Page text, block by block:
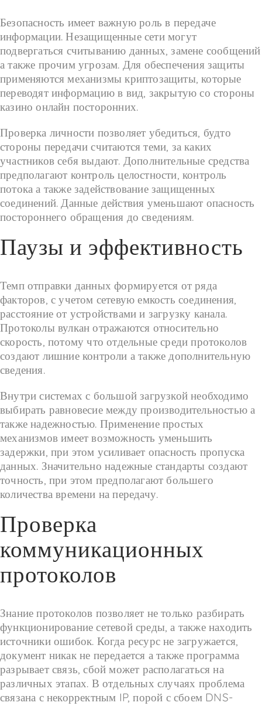
Безопасность имеет важную роль в передаче
информации. Незащищенные сети могут
подвергаться считыванию данных, замене сообщений
а также прочим угрозам. Для обеспечения защиты
применяются механизмы криптозащиты, которые
переводят информацию в вид, закрытую со стороны
казино онлайн посторонних.
Проверка личности позволяет убедиться, будто
стороны передачи считаются теми, за каких
участников себя выдают. Дополнительные средства
предполагают контроль целостности, контроль
потока а также задействование защищенных
соединений. Данные действия уменьшают опасность
постороннего обращения до сведениям.
Паузы и эффективность
Темп отправки данных формируется от ряда
факторов, с учетом сетевую емкость соединения,
расстояние от устройствами и загрузку канала.
Протоколы вулкан отражаются относительно
скорость, потому что отдельные среди протоколов
создают лишние контроли а также дополнительную
сведения.
Внутри системах с большой загрузкой необходимо
выбирать равновесие между производительностью а
также надежностью. Применение простых
механизмов имеет возможность уменьшить
задержки, при этом усиливает опасность пропуска
данных. Значительно надежные стандарты создают
точность, при этом предполагают большего
количества времени на передачу.
Проверка
коммуникационных
протоколов
Знание протоколов позволяет не только разбирать
функционирование сетевой среды, а также находить
источники ошибок. Когда ресурс не загружается,
документ никак не передается а также программа
разрывает связь, сбой может располагаться на
различных этапах. В отдельных случаях проблема
связана с некорректным IP, порой с сбоем DNS-